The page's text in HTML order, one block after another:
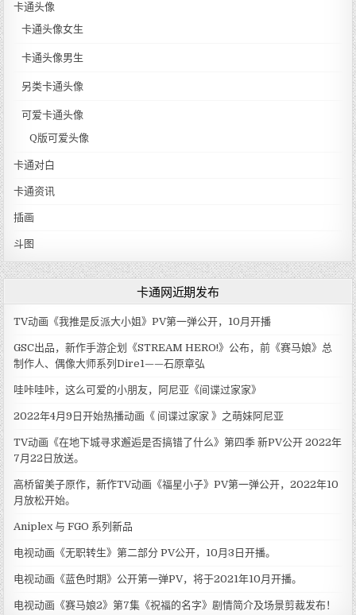
卡通头像
卡通头像女生
卡通头像男生
另类卡通头像
可爱卡通头像
Q版可爱头像
卡通对白
卡通资讯
插画
斗图
卡通网近期发布
TV动画《我推是反派大小姐》PV第一弹公开，10月开播
GSC出品，新作手游企划《STREAM HERO!》公布，前《赛马娘》总
制作人、偶像大师系列Dire1——石原章弘
哇咔哇咔，这么可爱的小朋友，阿尼亚《间谍过家家》
2022年4月9日开始热播动画《 间谍过家家 》之萌妹阿尼亚
TV动画《在地下城寻求邂逅是否搞错了什么》第四季 新PV公开 2022年
7月22日放送。
高桥留美子原作，新作TV动画《福星小子》PV第一弹公开，2022年10
月放松开始。
Aniplex 与 FGO 系列新品
电视动画《无职转生》第二部分 PV公开，10月3日开播。
电视动画《蓝色时期》公开第一弹PV，将于2021年10月开播。
电视动画《赛马娘2》第7集《祝福的名字》剧情简介及场景剪裁发布！